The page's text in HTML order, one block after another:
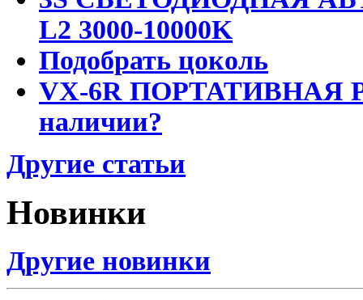
L2 3000-10000K
Подобрать цоколь
VX-6R ПОРТАТИВНАЯ
наличии?
Другие статьи
Новинки
Другие новинки